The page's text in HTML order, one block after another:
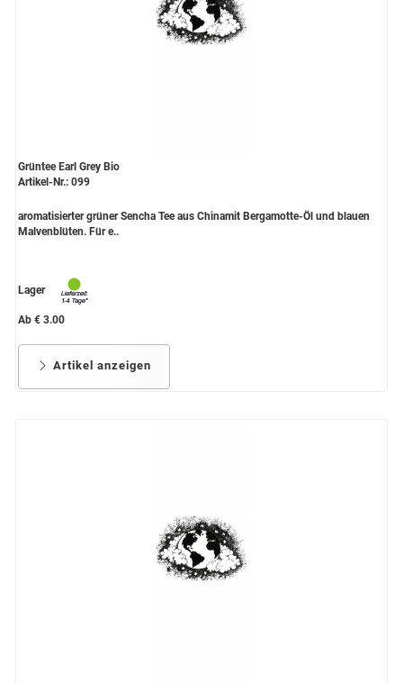
Grüntee Earl Grey Bio
Artikel-Nr.: 099
aromatisierter grüner Sencha Tee aus Chinamit Bergamotte-Öl und blauen
Malvenblüten. Für e..
Lager
Ab € 3.00
Artikel anzeigen